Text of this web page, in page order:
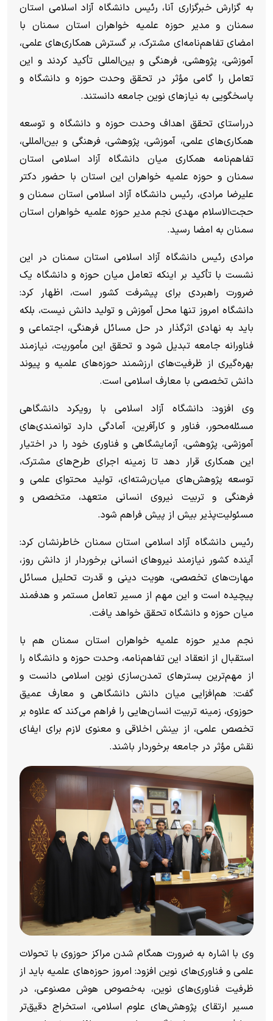
به گزارش خبرگزاری آنا، رئیس دانشگاه آزاد اسلامی استان
سمنان و مدیر حوزه علمیه خواهران استان سمنان با
امضای تفاهم‌نامه‌ای مشترک، بر گسترش همکاری‌های علمی،
آموزشی، پژوهشی، فرهنگی و بین‌المللی تأکید کردند و این
تعامل را گامی مؤثر در تحقق وحدت حوزه و دانشگاه و
پاسخگویی به نیاز‌های نوین جامعه دانستند.
درراستای تحقق اهداف وحدت حوزه و دانشگاه و توسعه
همکاری‌های علمی، آموزشی، پژوهشی، فرهنگی و بین‌المللی،
تفاهم‌نامه همکاری میان دانشگاه آزاد اسلامی استان
سمنان و حوزه علمیه خواهران این استان با حضور دکتر
علیرضا مرادی، رئیس دانشگاه آزاد اسلامی استان سمنان و
حجت‌الاسلام مهدی نجم مدیر حوزه علمیه خواهران استان
سمنان به امضا رسید.
مرادی رئیس دانشگاه آزاد اسلامی استان سمنان در این
نشست با تأکید بر اینکه تعامل میان حوزه و دانشگاه یک
ضرورت راهبردی برای پیشرفت کشور است، اظهار کرد:
دانشگاه امروز تنها محل آموزش و تولید دانش نیست، بلکه
باید به نهادی اثرگذار در حل مسائل فرهنگی، اجتماعی و
فناورانه جامعه تبدیل شود و تحقق این مأموریت، نیازمند
بهره‌گیری از ظرفیت‌های ارزشمند حوزه‌های علمیه و پیوند
دانش تخصصی با معارف اسلامی است.
وی افزود: دانشگاه آزاد اسلامی با رویکرد دانشگاهی
مسئله‌محور، فناور و کارآفرین، آمادگی دارد توانمندی‌های
آموزشی، پژوهشی، آزمایشگاهی و فناوری خود را در اختیار
این همکاری قرار دهد تا زمینه اجرای طرح‌های مشترک،
توسعه پژوهش‌های میان‌رشته‌ای، تولید محتوای علمی و
فرهنگی و تربیت نیروی انسانی متعهد، متخصص و
مسئولیت‌پذیر بیش از پیش فراهم شود.
رئیس دانشگاه آزاد اسلامی استان سمنان خاطرنشان کرد:
آینده کشور نیازمند نیرو‌های انسانی برخوردار از دانش روز،
مهارت‌های تخصصی، هویت دینی و قدرت تحلیل مسائل
پیچیده است و این مهم از مسیر تعامل مستمر و هدفمند
میان حوزه و دانشگاه تحقق خواهد یافت.
نجم مدیر حوزه علمیه خواهران استان سمنان هم با
استقبال از انعقاد این تفاهم‌نامه، وحدت حوزه و دانشگاه را
از مهم‌ترین بستر‌های تمدن‌سازی نوین اسلامی دانست و
گفت: هم‌افزایی میان دانش دانشگاهی و معارف عمیق
حوزوی، زمینه تربیت انسان‌هایی را فراهم می‌کند که علاوه بر
تخصص علمی، از بینش اخلاقی و معنوی لازم برای ایفای
نقش مؤثر در جامعه برخوردار باشند.
وی با اشاره به ضرورت همگام شدن مراکز حوزوی با تحولات
علمی و فناوری‌های نوین افزود: امروز حوزه‌های علمیه باید از
ظرفیت فناوری‌های نوین، به‌‌خصوص هوش مصنوعی، در
مسیر ارتقای پژوهش‌های علوم اسلامی، استخراج دقیق‌تر